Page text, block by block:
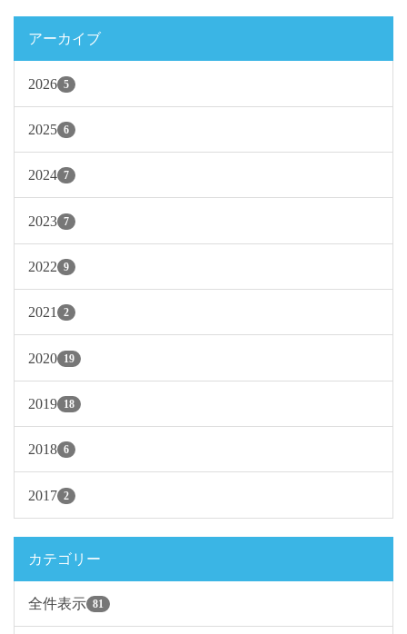
アーカイブ
2026 5
2025 6
2024 7
2023 7
2022 9
2021 2
2020 19
2019 18
2018 6
2017 2
カテゴリー
全件表示 81